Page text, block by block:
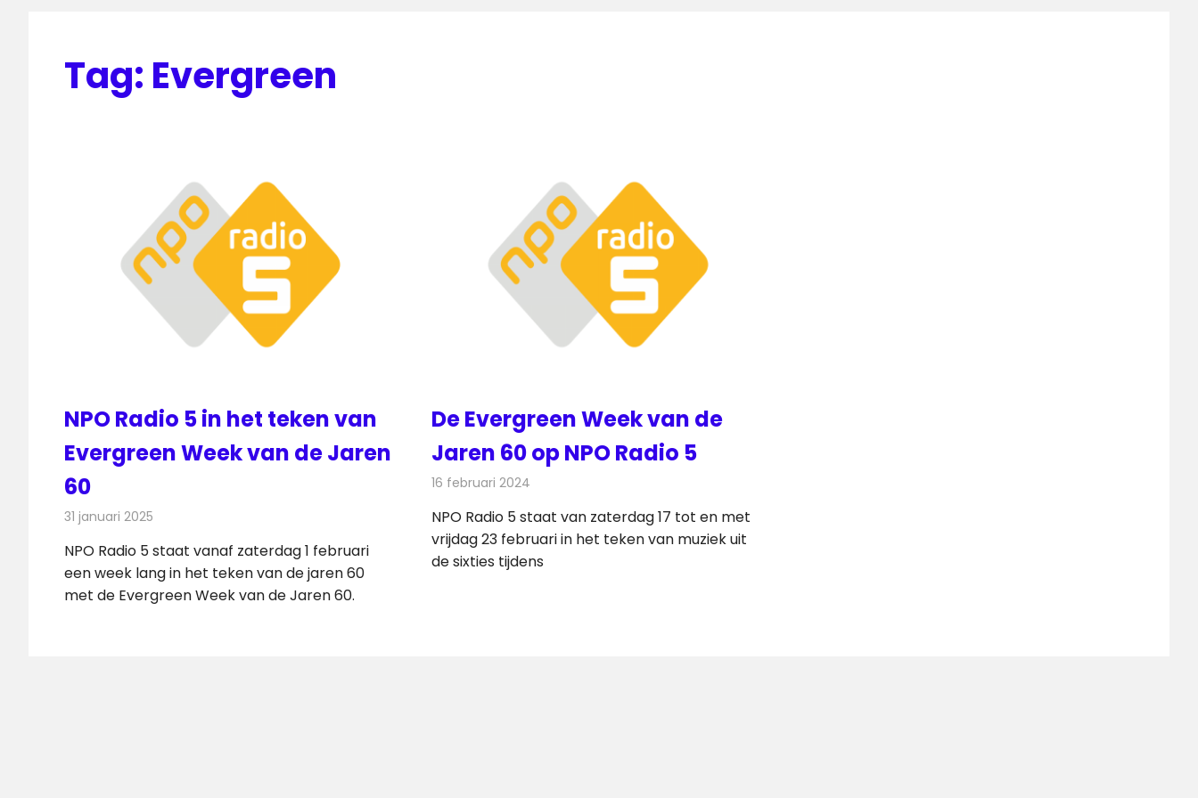
Tag: Evergreen
NPO Radio 5 in het teken van
Evergreen Week van de Jaren
60
31 januari 2025
NPO Radio 5 staat vanaf zaterdag 1 februari
een week lang in het teken van de jaren 60
met de Evergreen Week van de Jaren 60.
De Evergreen Week van de
Jaren 60 op NPO Radio 5
16 februari 2024
NPO Radio 5 staat van zaterdag 17 tot en met
vrijdag 23 februari in het teken van muziek uit
de sixties tijdens